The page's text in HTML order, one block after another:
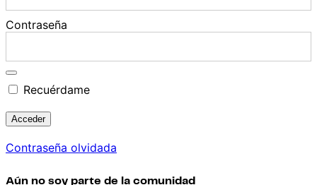
Contraseña
Recuérdame
Contraseña olvidada
Aún no soy parte de la comunidad